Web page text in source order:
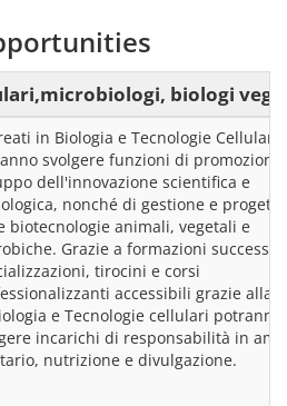
biologi
in Biologia e Tecnologie Cellulari
svolgere funzioni di promozione
dell'innovazione scientifica e
nonché di gestione e
biotecnologie animali, vegetali e
Grazie a formazioni
tirocini e corsi
accessibili grazie alla
e Tecnologie cellulari potranno
incarichi di responsabilità in